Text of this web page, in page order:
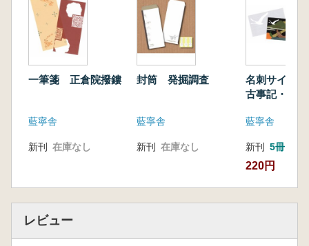
一筆箋 正倉院撥鏤
藍寧舎
新刊 在庫なし
封筒 発掘調査
藍寧舎
新刊 在庫なし
名刺サイズ
古事記・中
藍寧舎
新刊 5冊
220円
レビュー